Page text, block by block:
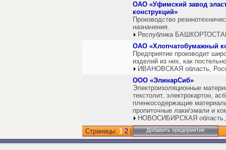
ОАО «Уфимский завод
конструкций»
Производство
назначения.
Республика
ОАО «Хлопчатобумажный
Предприятие производит
изделий из них, как
ИВАНОВСКАЯ область,
ООО «ЭлинарСиб»
Электроизоляционные
текстолит, электрокартон,
пленкосодержащие
пропиточные лаки/эмали и
НОВОСИБИРСКАЯ область,
Страницы: 1 2 Добавить предприятие